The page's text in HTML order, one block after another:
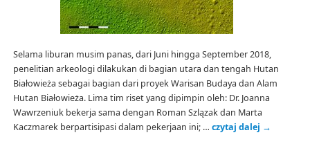
Selama liburan musim panas, dari Juni hingga September 2018,
penelitian arkeologi dilakukan di bagian utara dan tengah Hutan
Białowieża sebagai bagian dari proyek Warisan Budaya dan Alam
Hutan Białowieża. Lima tim riset yang dipimpin oleh: Dr. Joanna
Wawrzeniuk bekerja sama dengan Roman Szlązak dan Marta
Kaczmarek berpartisipasi dalam pekerjaan ini; … czytaj dalej →